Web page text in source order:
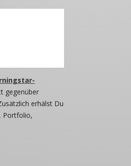
gegenüber
erhälst Du
Portfolio,